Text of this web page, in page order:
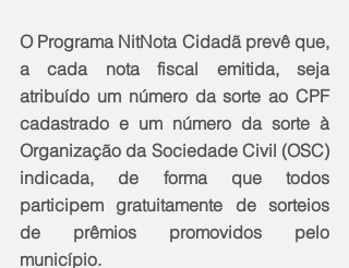
O Programa NitNota Cidadã prevê que,
a cada nota fiscal emitida, seja
atribuído um número da sorte ao CPF
cadastrado e um número da sorte à
Organização da Sociedade Civil (OSC)
indicada, de forma que todos
participem gratuitamente de sorteios
de prêmios promovidos pelo
município.